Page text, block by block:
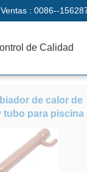
: 0086--
de Calidad
de calor de
tubo para piscina